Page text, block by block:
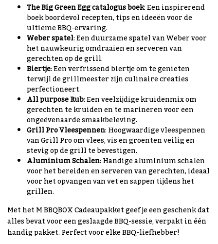
The Big Green Egg catalogus boek: Een inspirerend
boek boordevol recepten, tips en ideeën voor de
ultieme BBQ-ervaring.
Weber spatel: Een duurzame spatel van Weber voor
het nauwkeurig omdraaien en serveren van
gerechten op de grill.
Biertje: Een verfrissend biertje om te genieten
terwijl de grillmeester zijn culinaire creaties
perfectioneert.
All purpose Rub: Een veelzijdige kruidenmix om
gerechten te kruiden en te marineren voor een
ongeëvenaarde smaakbeleving.
Grill Pro Vleespennen: Hoogwaardige vleespennen
van Grill Pro om vlees, vis en groenten veilig en
stevig op de grill te bevestigen.
Aluminium Schalen: Handige aluminium schalen
voor het bereiden en serveren van gerechten, ideaal
voor het opvangen van vet en sappen tijdens het
grillen.
Met het M BBQBOX Cadeaupakket geef je een geschenk dat
alles bevat voor een geslaagde BBQ-sessie, verpakt in één
handig pakket. Perfect voor elke BBQ-liefhebber!